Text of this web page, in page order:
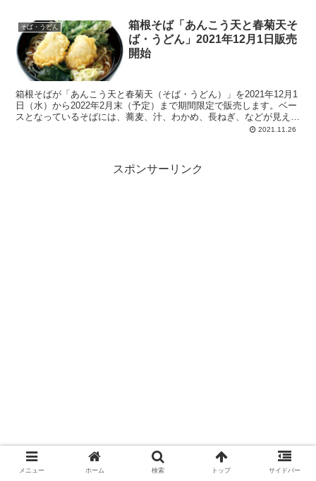
そば・うどん
箱根そば「あんこう天と春菊天そ
ば・うどん」2021年12月1日販売
開始
箱根そばが「あんこう天と春菊天（そば・うどん）」を2021年12月1
日（水）から2022年2月末（予定）まで期間限定で販売します。ベー
スとなっているそばには、蕎麦、汁、わかめ、長ねぎ、などが見えま
す。その上に、あんこう天2個、デカい春菊天1個。あんこう天はけ
2021.11.26
スポンサーリンク
メニュー ホーム 検索 トップ サイドバー